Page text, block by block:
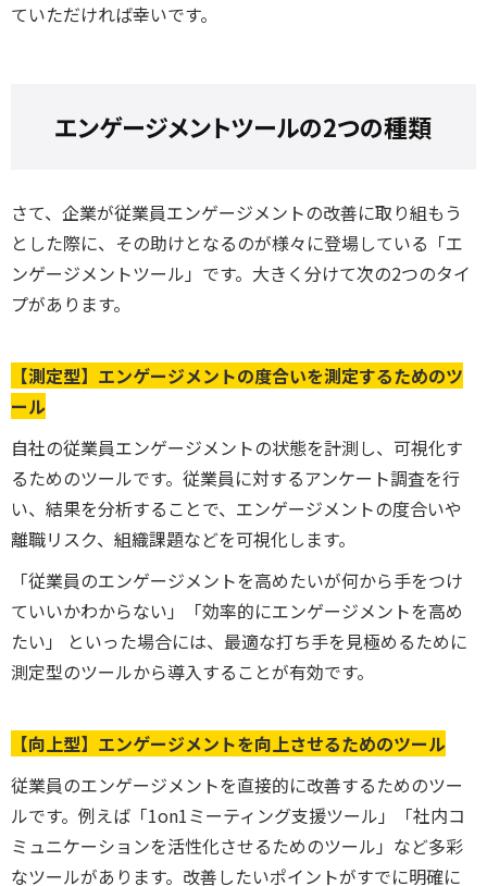
ていただければ幸いです。
エンゲージメントツールの2つの種類
さて、企業が従業員エンゲージメントの改善に取り組もう
とした際に、その助けとなるのが様々に登場している「エ
ンゲージメントツール」です。大きく分けて次の2つのタイ
プがあります。
【測定型】エンゲージメントの度合いを測定するためのツ
ール
自社の従業員エンゲージメントの状態を計測し、可視化す
るためのツールです。従業員に対するアンケート調査を行
い、結果を分析することで、エンゲージメントの度合いや
離職リスク、組織課題などを可視化します。
「従業員のエンゲージメントを高めたいが何から手をつけ
ていいかわからない」「効率的にエンゲージメントを高め
たい」
といった場合には、最適な打ち手を見極めるために
測定型のツールから導入することが有効です。
【向上型】エンゲージメントを向上させるためのツール
従業員のエンゲージメントを直接的に改善するためのツー
ルです。例えば「1on1ミーティング支援ツール」「社内コ
ミュニケーションを活性化させるためのツール」など多彩
なツールがあります。改善したいポイントがすでに明確に